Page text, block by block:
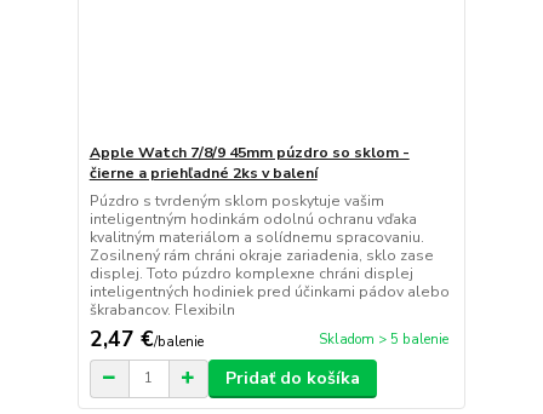
Apple Watch 7/8/9 45mm púzdro so sklom -
čierne a priehľadné 2ks v balení
Púzdro s tvrdeným sklom poskytuje vašim
inteligentným hodinkám odolnú ochranu vďaka
kvalitným materiálom a solídnemu spracovaniu.
Zosilnený rám chráni okraje zariadenia, sklo zase
displej. Toto púzdro komplexne chráni displej
inteligentných hodiniek pred účinkami pádov alebo
škrabancov. Flexibiln
2,47 €/balenie Skladom > 5 balenie
Pridať do košíka